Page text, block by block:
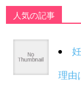
人気の記事
理